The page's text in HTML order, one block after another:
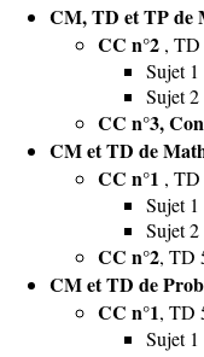
CM, TD et TP de
CC n°2 , TD
Sujet 1
Sujet 2
CC n°3,
CM et TD de
CC n°1 , TD
Sujet 1
Sujet 2
CC n°2, TD
CM et TD de
CC n°1, TD
Sujet 1